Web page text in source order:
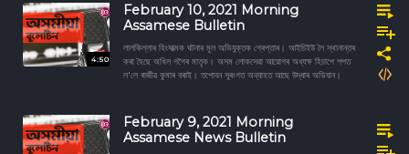
4:50
February 10, 2021 Morning
Assamese Bulletin
লালকিল্লাৰ হিংসাত্মক ঘটনাৰ মূল অভিযুক্তক গ্ৰেপ্তাৰ। আইচিইউ লৈ স্থানান্তৰ
কৰা হৈছে অখিল গগৈৰ মাতৃক। অসম লোকসেৱা আয়োগৰ অধ্যক্ষ হিচাপে শপত
ল'লে ৰাজীৱ কুমাৰ বৰাই। তপোবন সুৰংগত অব্যাহত আছে উদ্ধাৰ অভিযান।
February 9, 2021 Morning
Assamese News Bulletin